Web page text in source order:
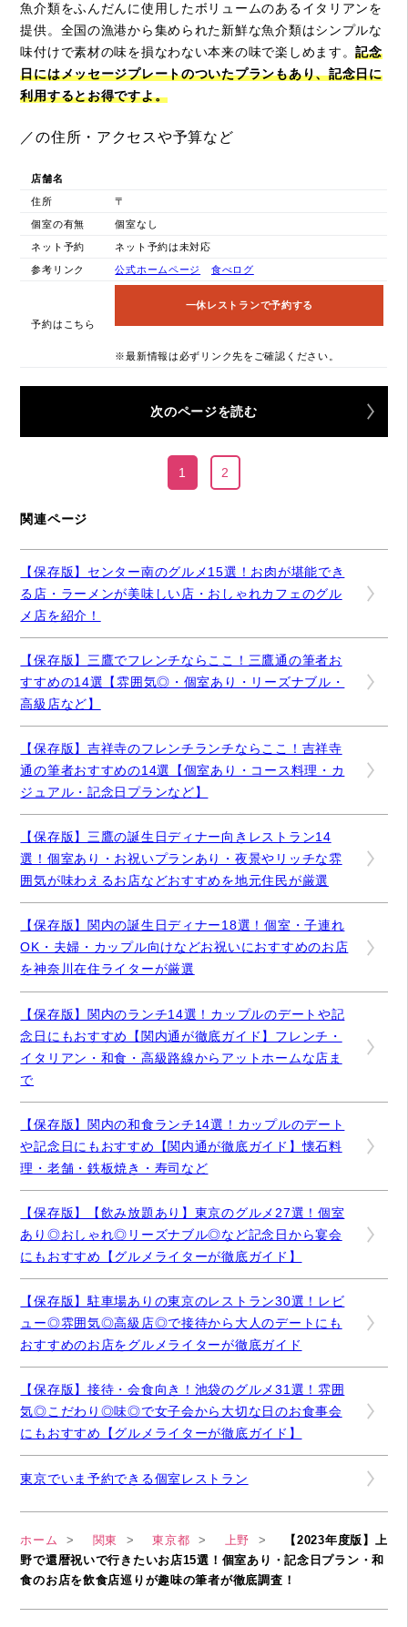
魚介類をふんだんに使用したボリュームのあるイタリアンを
提供。全国の漁港から集められた新鮮な魚介類はシンプルな
味付けで素材の味を損なわない本来の味で楽しめます。記念
日にはメッセージプレートのついたプランもあり、記念日に
利用するとお得ですよ。
／の住所・アクセスや予算など
店舗名
住所 〒
個室の有無 個室なし
ネット予約 ネット予約は未対応
参考リンク 公式ホームページ 食べログ
予約はこちら
一休レストランで予約する
※最新情報は必ずリンク先をご確認ください。
次のページを読む
1 2
関連ページ
【保存版】センター南のグルメ15選！お肉が堪能でき
る店・ラーメンが美味しい店・おしゃれカフェのグル
メ店を紹介！
【保存版】三鷹でフレンチならここ！三鷹通の筆者お
すすめの14選【雰囲気◎・個室あり・リーズナブル・
高級店など】
【保存版】吉祥寺のフレンチランチならここ！吉祥寺
通の筆者おすすめの14選【個室あり・コース料理・カ
ジュアル・記念日プランなど】
【保存版】三鷹の誕生日ディナー向きレストラン14
選！個室あり・お祝いプランあり・夜景やリッチな雰
囲気が味わえるお店などおすすめを地元住民が厳選
【保存版】関内の誕生日ディナー18選！個室・子連れ
OK・夫婦・カップル向けなどお祝いにおすすめのお店
を神奈川在住ライターが厳選
【保存版】関内のランチ14選！カップルのデートや記
念日にもおすすめ【関内通が徹底ガイド】フレンチ・
イタリアン・和食・高級路線からアットホームな店ま
で
【保存版】関内の和食ランチ14選！カップルのデート
や記念日にもおすすめ【関内通が徹底ガイド】懐石料
理・老舗・鉄板焼き・寿司など
【保存版】【飲み放題あり】東京のグルメ27選！個室
あり◎おしゃれ◎リーズナブル◎など記念日から宴会
にもおすすめ【グルメライターが徹底ガイド】
【保存版】駐車場ありの東京のレストラン30選！レビ
ュー◎雰囲気◎高級店◎で接待から大人のデートにも
おすすめのお店をグルメライターが徹底ガイド
【保存版】接待・会食向き！池袋のグルメ31選！雰囲
気◎こだわり◎味◎で女子会から大切な日のお食事会
にもおすすめ【グルメライターが徹底ガイド】
東京でいま予約できる個室レストラン
ホーム 関東 東京都 上野
【2023年度版】上
野で還暦祝いで行きたいお店15選！個室あり・記念日プラン・和
食のお店を飲食店巡りが趣味の筆者が徹底調査！